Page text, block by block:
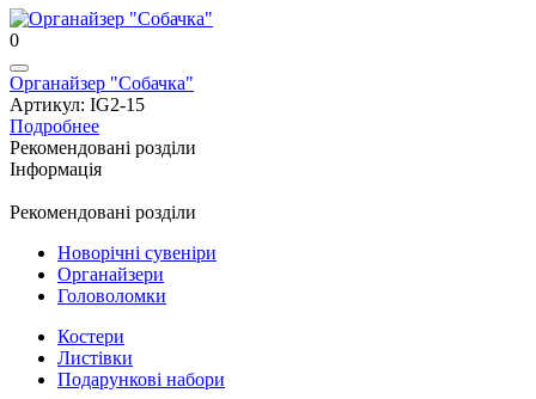
0
Органайзер "Собачка"
Артикул: IG2-15
Подробнее
Рекомендовані розділи
Інформація
Рекомендовані розділи
Новорічні сувеніри
Органайзери
Головоломки
Костери
Листівки
Подарункові набори